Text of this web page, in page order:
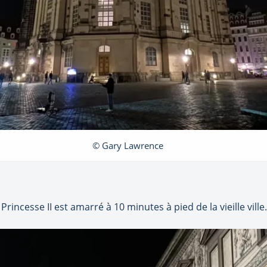
© Gary Lawrence
II est amarré à 10 minutes à pied de la vieille ville.